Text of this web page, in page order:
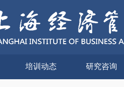
培训动态 研究咨询